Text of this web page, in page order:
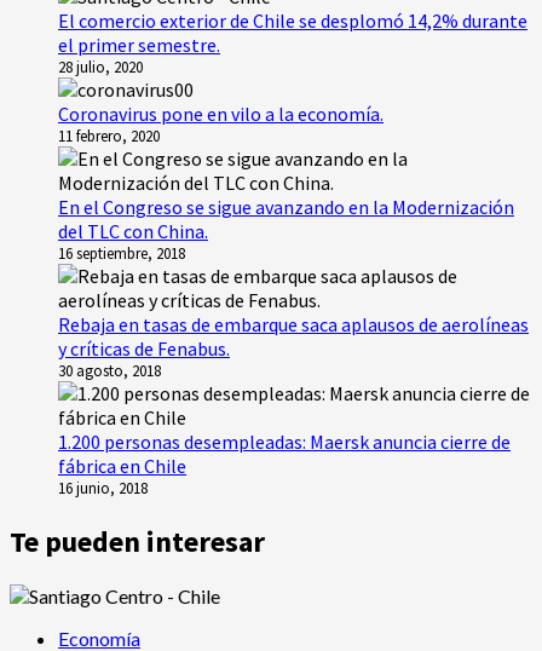
El comercio exterior de Chile se desplomó 14,2% durante
el primer semestre.
28 julio, 2020
Coronavirus pone en vilo a la economía.
11 febrero, 2020
En el Congreso se sigue avanzando en la Modernización
del TLC con China.
16 septiembre, 2018
Rebaja en tasas de embarque saca aplausos de aerolíneas
y críticas de Fenabus.
30 agosto, 2018
1.200 personas desempleadas: Maersk anuncia cierre de
fábrica en Chile
16 junio, 2018
Te pueden interesar
Economía